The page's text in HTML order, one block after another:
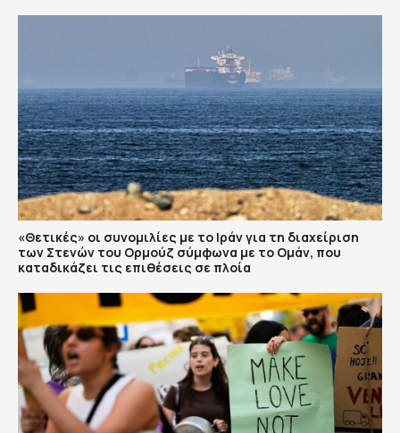
«Θετικές» οι συνομιλίες με το Ιράν για τη διαχείριση
των Στενών του Ορμούζ σύμφωνα με το Ομάν, που
καταδικάζει τις επιθέσεις σε πλοία